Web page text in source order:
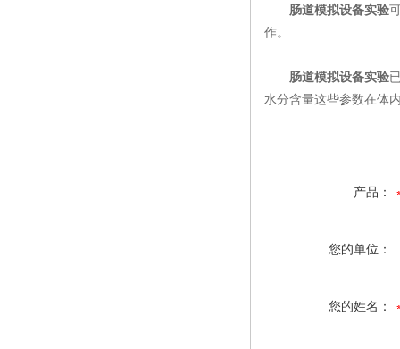
肠道模拟设备实验
作。
肠道模拟设备实验
水分含量这些参数在体
产品：
您的单位：
您的姓名：